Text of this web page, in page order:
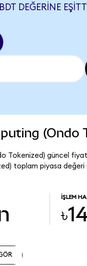
DEĞERINE
(Ondo
güncel fiyatı
toplam piyasa değeri
İŞLEM